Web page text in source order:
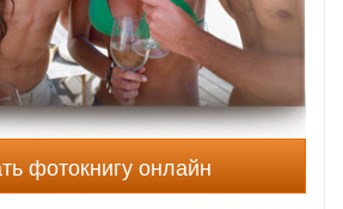
фотокнигу онлайн